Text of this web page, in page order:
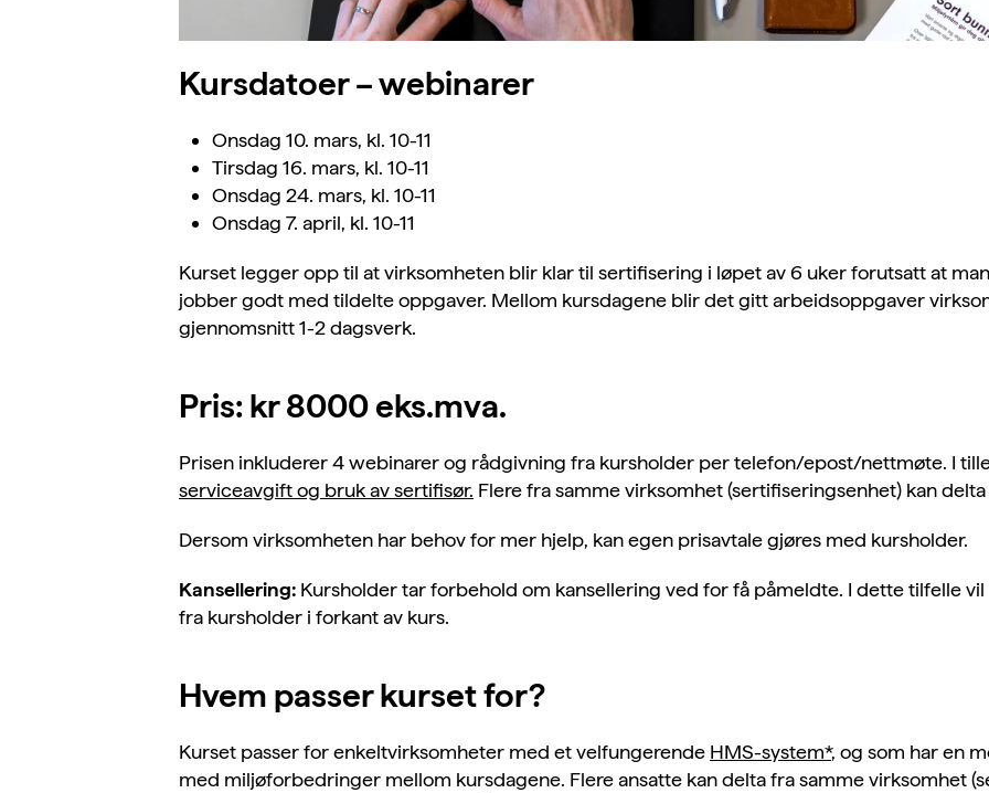
Kursdatoer – webinarer
Onsdag 10. mars, kl. 10-11
Tirsdag 16. mars, kl. 10-11
Onsdag 24. mars, kl. 10-11
Onsdag 7. april, kl. 10-11
Kurset legger opp til at virksomheten blir klar til sertifisering i løpet av 6 uker forutsatt at
jobber godt med tildelte oppgaver. Mellom kursdagene blir det gitt arbeidsoppgaver
gjennomsnitt 1-2 dagsverk.
Pris: kr 8000 eks.mva.
Prisen inkluderer 4 webinarer og rådgivning fra kursholder per telefon/epost/nettmøte. I
serviceavgift og bruk av sertifisør. Flere fra samme virksomhet (sertifiseringsenhet) kan
Dersom virksomheten har behov for mer hjelp, kan egen prisavtale gjøres med kursholder.
Kansellering: Kursholder tar forbehold om kansellering ved for få påmeldte. I dette tilfelle
fra kursholder i forkant av kurs.
Hvem passer kurset for?
Kurset passer for enkeltvirksomheter med et velfungerende HMS-system*, og som har en
med miljøforbedringer mellom kursdagene. Flere ansatte kan delta fra samme virksomhet